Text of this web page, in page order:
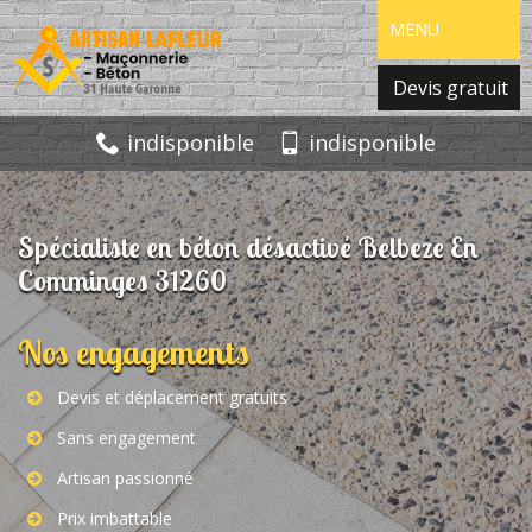
MENU
Devis gratuit
indisponible indisponible
Spécialiste en béton désactivé Belbeze En
Comminges 31260
Nos engagements
Devis et déplacement gratuits
Sans engagement
Artisan passionné
Prix imbattable